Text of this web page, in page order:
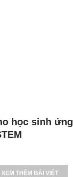
học sinh
XEM THÊM BÀI VIẾT